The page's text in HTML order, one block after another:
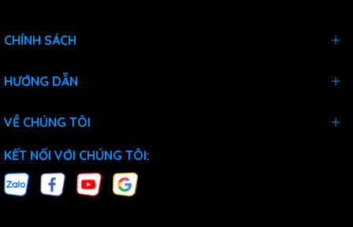
CHÍNH SÁCH
HƯỚNG DẪN
VỀ CHÚNG TÔI
KẾT NỐI VỚI CHÚNG TÔI: